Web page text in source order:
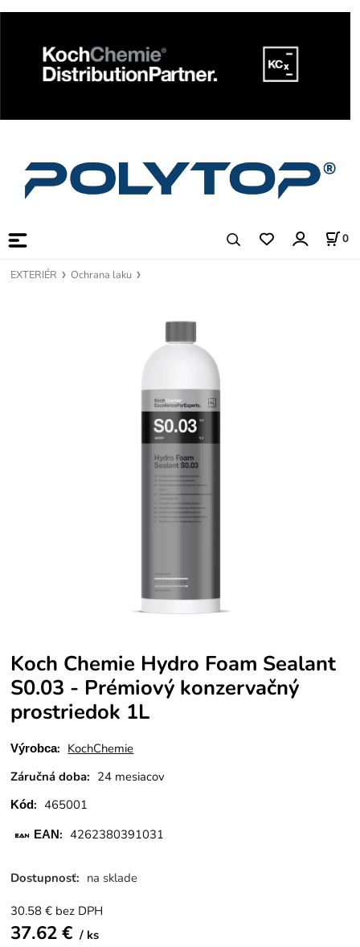
0
EXTERIÉR Ochrana laku
Koch Chemie Hydro Foam Sealant
S0.03 - Prémiový konzervačný
prostriedok 1L
Výrobca: KochChemie
Záručná doba: 24 mesiacov
Kód: 465001
EAN: 4262380391031
Dostupnosť: na sklade
30.58 € bez DPH
37.62€ ks